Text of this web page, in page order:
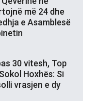
më 24 dhe
e Asamblesë
30 vitesh, Top
Hoxhës: Si
vrasjen e dy